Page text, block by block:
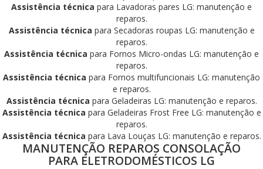
Assistência técnica para Lavadoras pares LG: manutenção e
reparos.
Assistência técnica para Secadoras roupas LG: manutenção e
reparos.
Assistência técnica para Fornos Micro-ondas LG: manutenção e
reparos.
Assistência técnica para Fornos multifuncionais LG: manutenção
e reparos.
Assistência técnica para Geladeiras LG: manutenção e reparos.
Assistência técnica para Geladeiras Frost Free LG: manutenção e
reparos.
Assistência técnica para Lava Louças LG: manutenção e reparos.
MANUTENÇÃO REPAROS CONSOLAÇÃO
PARA ELETRODOMÉSTICOS LG